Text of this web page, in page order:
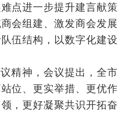
点进一步提升建言献策
会组建、激发商会发展
伍结构，以数字化建设
精神，会议提出，全市
位、更实举措、更优作
，更好凝聚共识开拓奋